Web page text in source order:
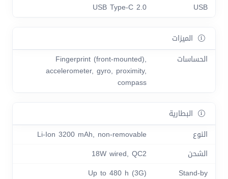
USB
USB Type-C 2.0
الميزات
الحساسات
Fingerprint (front-mounted),
accelerometer, gyro, proximity,
compass
البطارية
النوع
Li-Ion 3200 mAh, non-removable
الشحن
18W wired, QC2
Stand-by
Up to 480 h (3G)